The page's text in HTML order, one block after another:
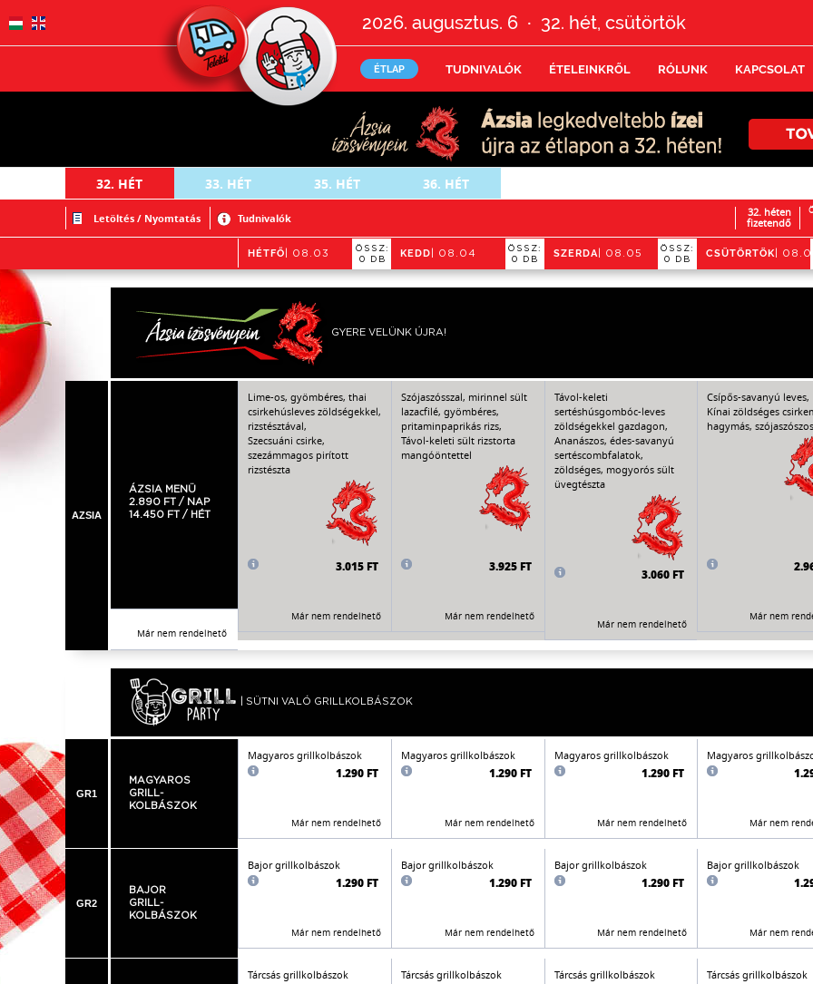
2026. augusztus. 6 • 32. hét, csütörtök
ÉTLAP TUDNIVALÓK ÉTELEINKRŐL RÓLUNK KAPCSOLAT
32. HÉT 33. HÉT 35. HÉT 36. HÉT
Letöltés / Nyomtatás Tudnivalók
32. héten
fizetendő
HÉTFŐ | 08.03
ÖSSZ:
0 DB
KEDD | 08.04
ÖSSZ:
0 DB
SZERDA | 08.05
ÖSSZ:
0 DB
CSÜTÖRTÖK |
GYERE VELÜNK ÚJRA!
AZSIA
ÁZSIA MENÜ
2.890 FT / NAP
14.450 FT / HÉT
Már nem rendelhető
Lime-os, gyömbéres, thai
csirkehúsleves zöldségekkel,
rizstésztával,
Szecsuáni csirke,
szezámmagos pirított
rizstészta
3.015 FT
Már nem rendelhető
Szójaszósszal, mirinnel sült
lazacfilé, gyömbéres,
pritaminpaprikás rizs,
Távol-keleti sült rizstorta
mangóöntettel
3.925 FT
Már nem rendelhető
Távol-keleti
sertéshúsgombóc-leves
zöldségekkel gazdagon,
Ananászos, édes-savanyú
sertéscombfalatok,
zöldséges, mogyorós sült
üvegtészta
3.060 FT
Már nem rendelhető
Csípős-savanyú leves,
Kínai zöldséges
hagymás,
Már nem
| SÜTNI VALÓ GRILLKOLBÁSZOK
GR1
MAGYAROS
GRILL-
KOLBÁSZOK
Magyaros grillkolbászok
1.290 FT
Már nem rendelhető
Magyaros grillkolbászok
1.290 FT
Már nem rendelhető
Magyaros grillkolbászok
1.290 FT
Már nem rendelhető
Magyaros
Már nem
GR2
BAJOR
GRILL-
KOLBÁSZOK
Bajor grillkolbászok
1.290 FT
Már nem rendelhető
Bajor grillkolbászok
1.290 FT
Már nem rendelhető
Bajor grillkolbászok
1.290 FT
Már nem rendelhető
Bajor grillkolbászok
Már nem
Tárcsás grillkolbászok Tárcsás grillkolbászok Tárcsás grillkolbászok Tárcsás grillkolbászok